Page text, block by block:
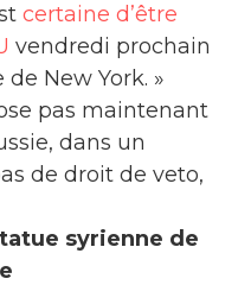
certaine d’être
vendredi prochain
de New York. »
pas maintenant
dans un
de droit de veto,
syrienne de